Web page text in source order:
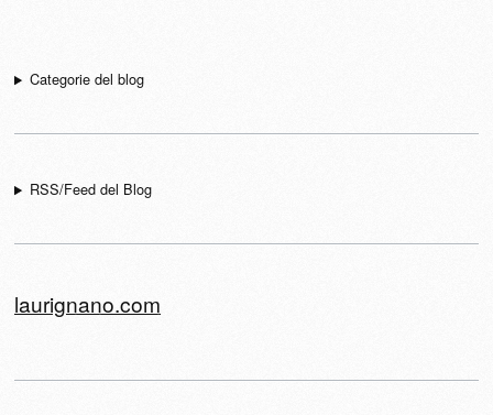
Categorie del blog
RSS/Feed del Blog
laurignano.com